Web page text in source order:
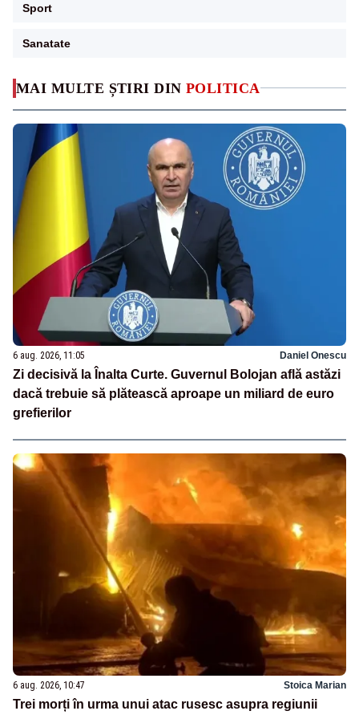
MAI MULTE ȘTIRI DIN POLITICA
6 aug. 2026, 11:05 Daniel Onescu
Zi decisivă la Înalta Curte. Guvernul Bolojan află astăzi
dacă trebuie să plătească aproape un miliard de euro
grefierilor
6 aug. 2026, 10:47 Stoica Marian
Trei morți în urma unui atac rusesc asupra regiunii
Sport
Sanatate